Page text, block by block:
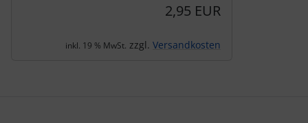
2,95 EUR
inkl. 19 % MwSt. zzgl. Versandkosten